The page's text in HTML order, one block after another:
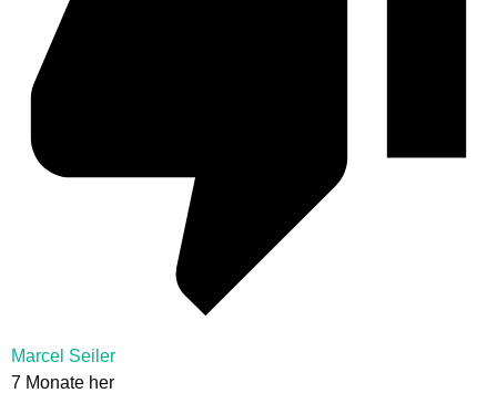
Marcel Seiler
7 Monate her